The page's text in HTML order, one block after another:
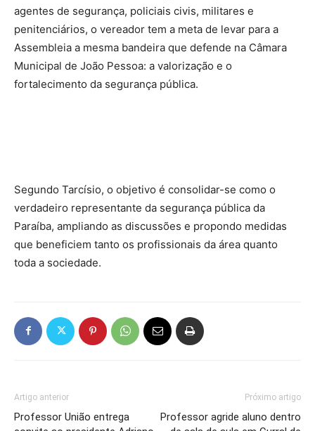
agentes de segurança, policiais civis, militares e
penitenciários, o vereador tem a meta de levar para a
Assembleia a mesma bandeira que defende na Câmara
Municipal de João Pessoa: a valorização e o
fortalecimento da segurança pública.
Segundo Tarcísio, o objetivo é consolidar-se como o
verdadeiro representante da segurança pública da
Paraíba, ampliando as discussões e propondo medidas
que beneficiem tanto os profissionais da área quanto
toda a sociedade.
Artigo anterior
Professor União entrega
Próximo artigo
Professor agride aluno dentro